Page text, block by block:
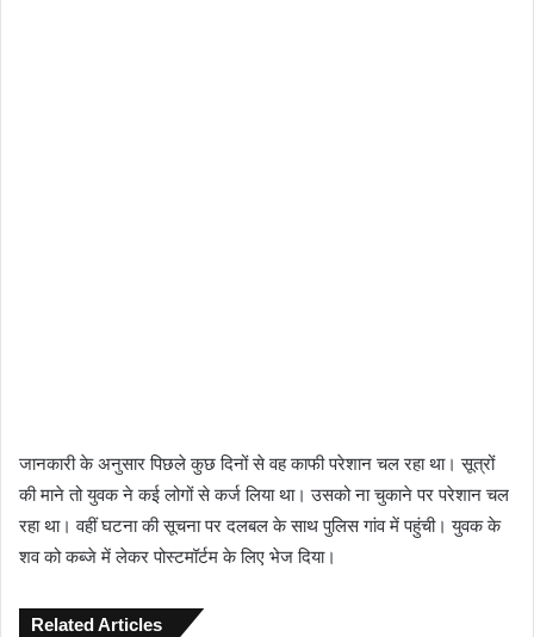
जानकारी के अनुसार पिछले कुछ दिनों से वह काफी परेशान चल रहा था। सूत्रों
की माने तो युवक ने कई लोगों से कर्ज लिया था। उसको ना चुकाने पर परेशान चल
रहा था। वहीं घटना की सूचना पर दलबल के साथ पुलिस गांव में पहुंची। युवक के
शव को कब्जे में लेकर पोस्टमॉर्टम के लिए भेज दिया।
Related Articles